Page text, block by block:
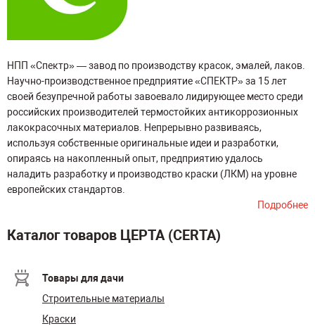
НПП «Спектр» — завод по производству красок, эмалей, лаков.
Научно-производственное предприятие «СПЕКТР» за 15 лет
своей безупречной работы завоевало лидирующее место среди
российских производителей термостойких антикоррозионных
лакокрасочных материалов. Непрерывно развиваясь,
используя собственные оригинальные идеи и разработки,
опираясь на накопленный опыт, предприятию удалось
наладить разработку и производство краски (ЛКМ) на уровне
европейских стандартов.
Подробнее
Каталог товаров ЦЕРТА (CERTA)
Товары для дачи
Строительные материалы
Краски